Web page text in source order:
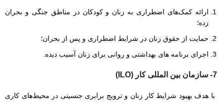
ارائه کمک‌های اضطراری به زنان و کودکان در مناطق جنگی و بحران
زده؛
حمایت از حقوق زنان در شرایط اضطراری و پس از بحران؛
اجرای برنامه های بهداشتی و روانی برای زنان آسیب دیده.
7- سازمان بین المللی کار (ILO)
با هدف بهبود شرایط کار زنان و ترویج برابری جنسیتی در محیط‌های کاری